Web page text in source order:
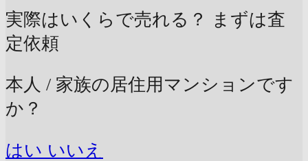
実際はいくらで売れる？
まずは査
定依頼
本人 / 家族の居住用マンションです
か？
はい いいえ